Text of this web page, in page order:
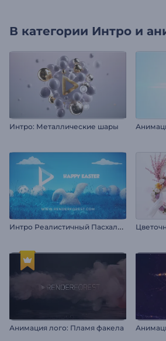
В категории Интро и
Интро: Металлические шары
И
нтро Реалистичный Пасхальный Кролик
Анимация лого: Пламя факела